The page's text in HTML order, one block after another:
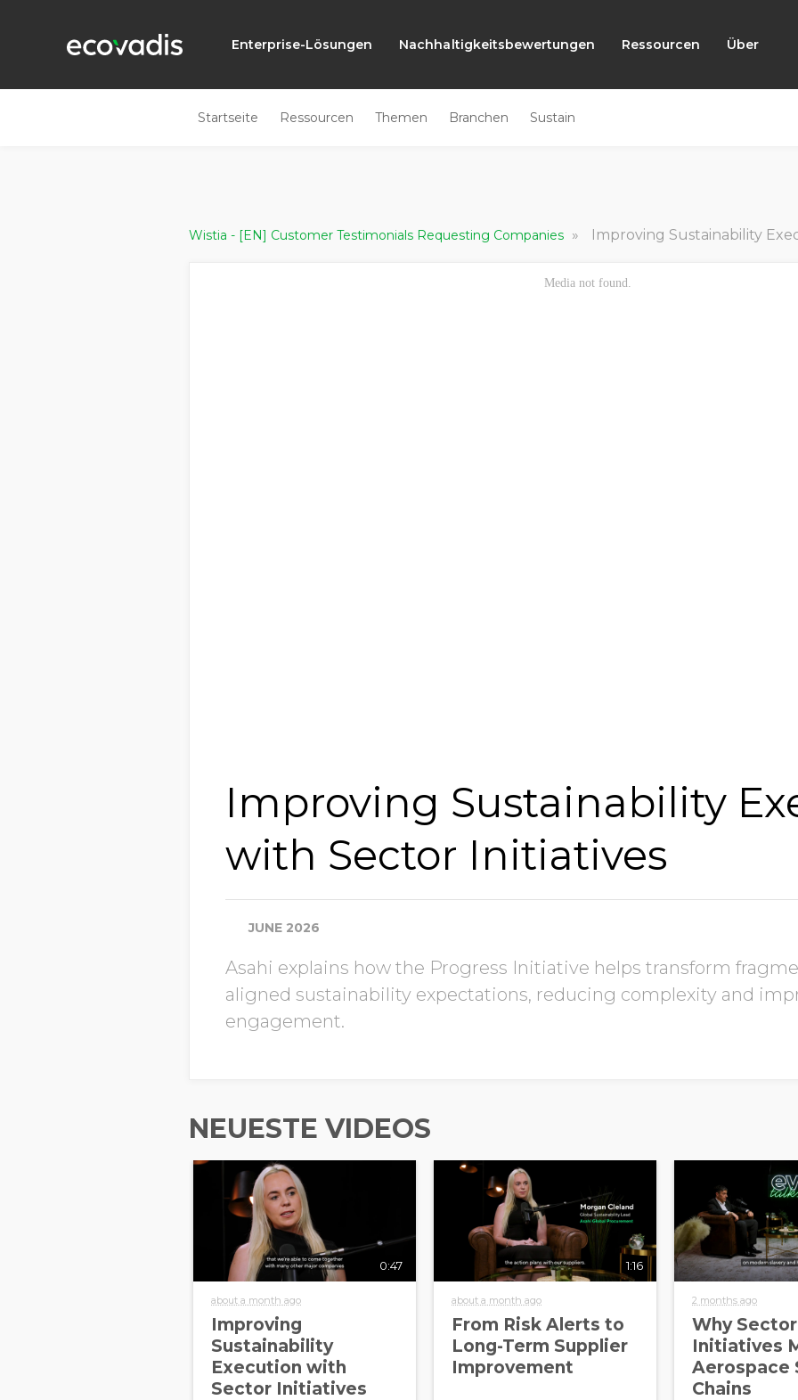
Enterprise-Lösungen Nachhaltigkeitsbewertungen Ressourcen Über
Startseite Ressourcen Themen Branchen Sustain
Wistia - [EN] Customer Testimonials Requesting Companies » Improving Sustainability
Improving Sustainability
with Sector Initiatives
JUNE 2026
Asahi explains how the Progress Initiative helps transform
aligned sustainability expectations, reducing complexity and
engagement.
NEUESTE VIDEOS
0:47
about a month ago
Improving
Sustainability
Execution with
Sector Initiatives
1:16
about a month ago
From Risk Alerts to
Long-Term Supplier
Improvement
2 months ago
Why Sector
Initiatives
Aerospace
Chains